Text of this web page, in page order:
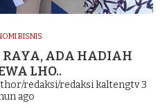
BISNIS
ADA HADIAH
LHO..
redaksi/redaksi kaltengtv3
ago